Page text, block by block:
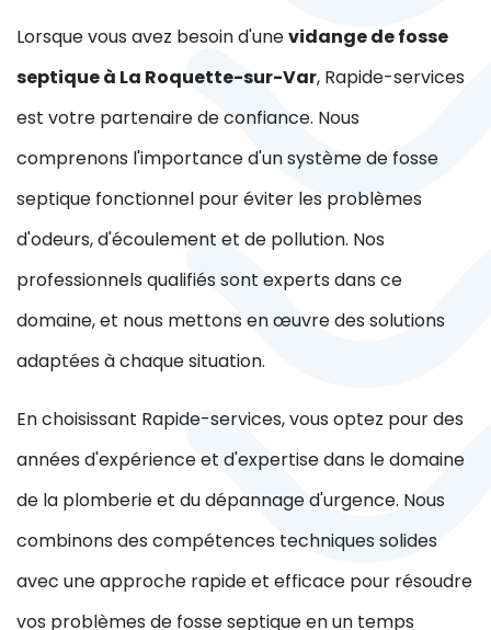
Lorsque vous avez besoin d'unevidange de fosse
septique à La Roquette-sur-Var, Rapide-services
est votre partenaire de confiance. Nous
comprenons l'importance d'un système de fosse
septique fonctionnel pour éviter les problèmes
d'odeurs, d'écoulement et de pollution. Nos
professionnels qualifiés sont experts dans ce
domaine, et nous mettons en œuvre des solutions
adaptées à chaque situation.
En choisissant Rapide-services, vous optez pour des
années d'expérience et d'expertise dans le domaine
de la plomberie et du dépannage d'urgence. Nous
combinons des compétences techniques solides
avec une approche rapide et efficace pour résoudre
vos problèmes de fosse septique en un temps